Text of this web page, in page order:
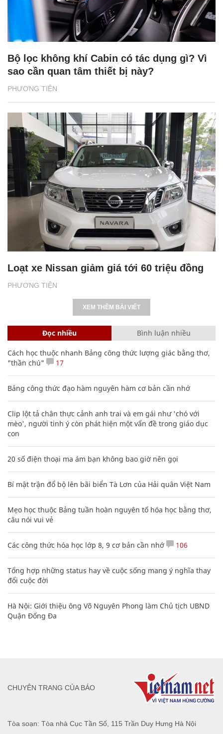
PHƯƠNG TIỆN
Bộ lọc không khí Cabin có tác dụng gì? Vì
sao cần quan tâm thiết bị này?
PHƯƠNG TIỆN
Loạt xe Nissan giảm giá tới 60 triệu đồng
XEM THÊM BÀI VIẾT
Đọc nhiều Bình luận nhiều
Cách học thuộc nhanh Bảng công thức lượng giác bằng thơ,
"thần chú"
17
Bảng công thức đạo hàm nguyên hàm cơ bản cần nhớ
Clip lột tả chân thực cảnh anh trai và em gái như 'chó với
mèo', người tinh ý còn phát hiện một vấn đề trong giáo dục
con
20 số điện thoại ma ám bạn không bao giờ nên gọi
Bí mật trận đổ bộ lên bãi biển Tà Lơn của Hải quân Việt Nam
Mẹo học thuộc Bảng tuần hoàn nguyên tố hóa học bằng thơ,
câu nói vui vẻ
Các công thức hóa học lớp 8, 9 cơ bản cần nhớ 106
Tổng hợp những status hay về cuộc sống mang ý nghĩa thay
đổi cuộc đời
Hà Nội: Giới thiệu ông Võ Nguyên Phong làm Chủ tịch UBND
Quận Đống Đa
Tòa soạn: Tòa nhà Cục Tần Số, 115 Trần Duy Hưng Hà Nội
CHUYÊN TRANG CỦA BÁO